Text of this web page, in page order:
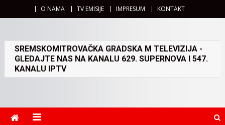
O NAMA TV EMISIJE IMPRESUM KONTAKT
SREMSKOMITROVAČKA GRADSKA M TELEVIZIJA -
GLEDAJTE NAS NA KANALU 629. SUPERNOVA I 547.
KANALU IPTV